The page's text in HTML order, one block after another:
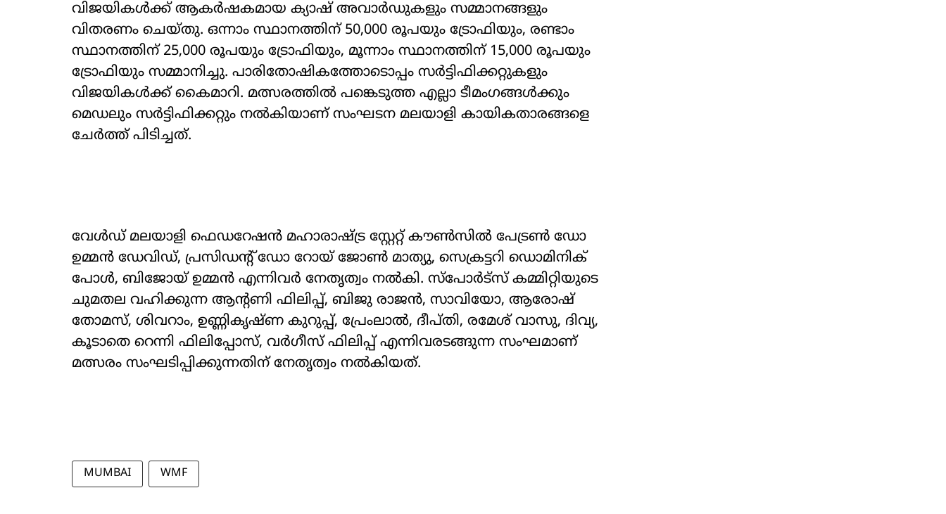
വിജയികള്‍ക്ക് ആകര്‍ഷകമായ ക്യാഷ് അവാര്‍ഡുകളും സമ്മാനങ്ങളും
വിതരണം ചെയ്തു. ഒന്നാം സ്ഥാനത്തിന് 50,000 രൂപയും ട്രോഫിയും, രണ്ടാം
സ്ഥാനത്തിന് 25,000 രൂപയും ട്രോഫിയും, മൂന്നാം സ്ഥാനത്തിന് 15,000 രൂപയും
ട്രോഫിയും സമ്മാനിച്ചു. പാരിതോഷികത്തോടൊപ്പം സര്‍ട്ടിഫിക്കറ്റുകളും
വിജയികള്‍ക്ക് കൈമാറി. മത്സരത്തില്‍ പങ്കെടുത്ത എല്ലാ ടീമംഗങ്ങള്‍ക്കും
മെഡലും സര്‍ട്ടിഫിക്കറ്റും നല്‍കിയാണ് സംഘടന മലയാളി കായികതാരങ്ങളെ
ചേര്‍ത്ത് പിടിച്ചത്.
വേള്‍ഡ് മലയാളി ഫെഡറേഷന്‍ മഹാരാഷ്ട്ര സ്റ്റേറ്റ് കൗണ്‍സില്‍ പേട്രണ്‍ ഡോ
ഉമ്മന്‍ ഡേവിഡ്, പ്രസിഡന്റ് ഡോ റോയ് ജോണ്‍ മാത്യു, സെക്രട്ടറി ഡൊമിനിക്
പോള്‍, ബിജോയ് ഉമ്മന്‍ എന്നിവര്‍ നേതൃത്വം നല്‍കി. സ്‌പോര്‍ട്‌സ് കമ്മിറ്റിയുടെ
ചുമതല വഹിക്കുന്ന ആന്റണി ഫിലിപ്പ്, ബിജു രാജന്‍, സാവിയോ, ആരോഷ്
തോമസ്, ശിവറാം, ഉണ്ണികൃഷ്ണ കുറുപ്പ്, പ്രേംലാല്‍, ദീപ്തി, രമേശ് വാസു, ദിവ്യ,
കൂടാതെ റെന്നി ഫിലിപ്പോസ്, വര്‍ഗീസ് ഫിലിപ്പ് എന്നിവരടങ്ങുന്ന സംഘമാണ്
മത്സരം സംഘടിപ്പിക്കുന്നതിന് നേതൃത്വം നല്‍കിയത്.
MUMBAI WMF